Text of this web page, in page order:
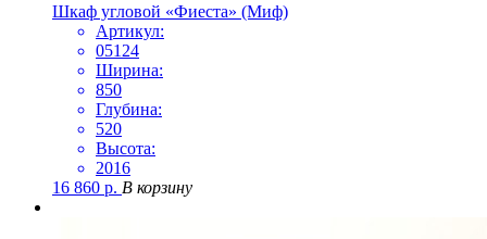
Шкаф угловой «Фиеста» (Миф)
Артикул:
05124
Ширина:
850
Глубина:
520
Высота:
2016
16 860 р. В корзину